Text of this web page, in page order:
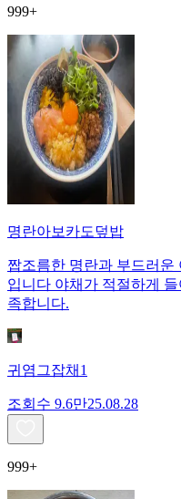
999+
명란아보카도덮밥
짭조름한 명란과 부드러운
입니다 야채가 적절하게
족합니다.
귀염그잡채1
조회수 9.6만25.08.28
999+